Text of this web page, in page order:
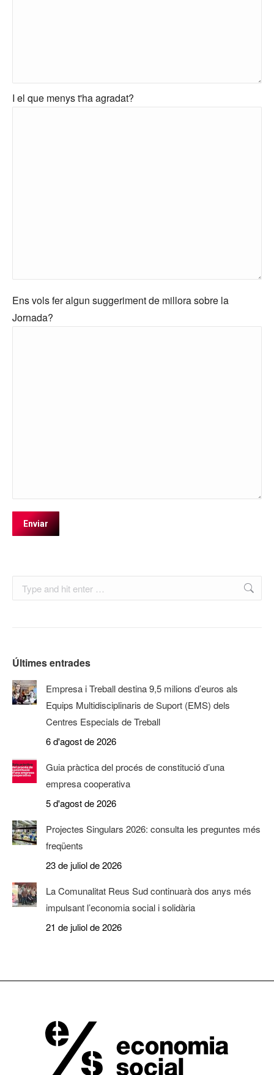
I el que menys t'ha agradat?
Ens vols fer algun suggeriment de millora sobre la
Jornada?
Search:
Últimes entrades
Empresa i Treball destina 9,5 milions d’euros als
Equips Multidisciplinaris de Suport (EMS) dels
Centres Especials de Treball
6 d'agost de 2026
Guia pràctica del procés de constitució d’una
empresa cooperativa
5 d'agost de 2026
Projectes Singulars 2026: consulta les preguntes més
freqüents
23 de juliol de 2026
La Comunalitat Reus Sud continuarà dos anys més
impulsant l’economia social i solidària
21 de juliol de 2026